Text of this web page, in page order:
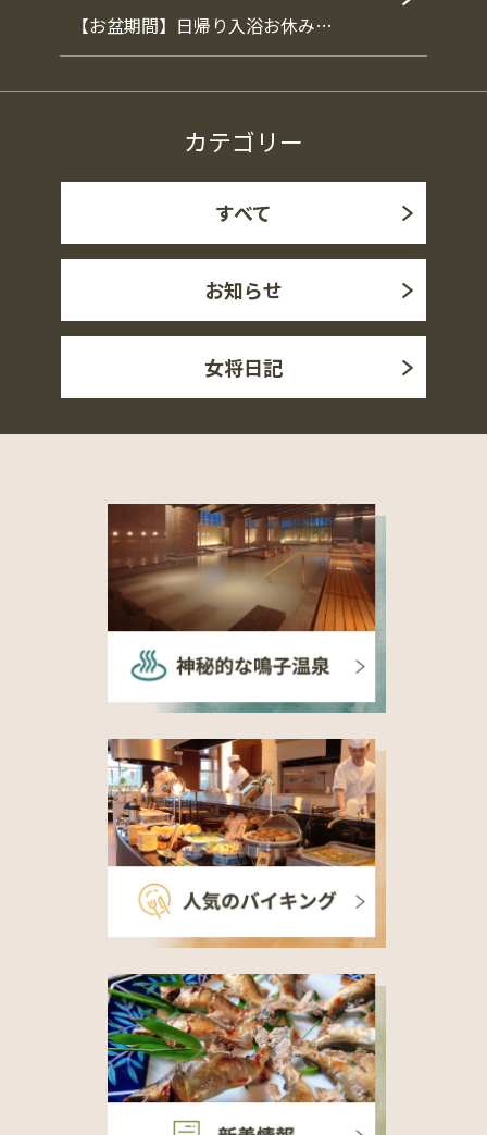
【お盆期間】日帰り入浴お休み…
カテゴリー
すべて
お知らせ
女将日記